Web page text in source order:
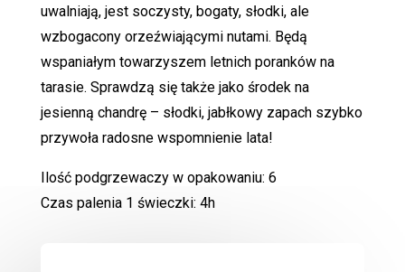
uwalniają, jest soczysty, bogaty, słodki, ale
wzbogacony orzeźwiającymi nutami. Będą
wspaniałym towarzyszem letnich poranków na
tarasie. Sprawdzą się także jako środek na
jesienną chandrę – słodki, jabłkowy zapach szybko
przywoła radosne wspomnienie lata!
Ilość podgrzewaczy w opakowaniu: 6
Czas palenia 1 świeczki: 4h